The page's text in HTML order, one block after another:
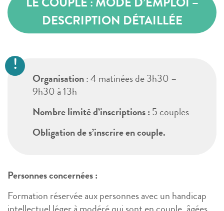
LE COUPLE : MODE D’EMPLOI –
DESCRIPTION DÉTAILLÉE
Organisation : 4 matinées de 3h30 –
9h30 à 13h
Nombre limité d’inscriptions : 5 couples
Obligation de s’inscrire en couple.
Personnes concernées :
Formation réservée aux personnes avec un handicap